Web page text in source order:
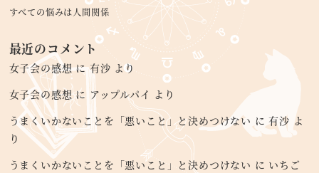
すべての悩みは人間関係
最近のコメント
女子会の感想に有沙 より
女子会の感想に アップルパイ より
うまくいかないことを「悪いこと」と決めつけない に有沙 よ
り
うまくいかないことを「悪いこと」と決めつけない に いちご